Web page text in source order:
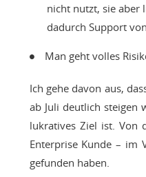
nicht nutzt, sie aber
dadurch Support
Man geht volles
Ich gehe davon aus,
ab Juli deutlich steigen
lukratives Ziel ist. Von
Enterprise Kunde – im
gefunden haben.